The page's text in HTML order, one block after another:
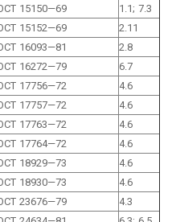
15150—69
1.1; 7.3
15152—69
2.11
16093—81
2.8
16272—79
6.7
17756—72
4.6
17757—72
4.6
17763—72
4.6
17764—72
4.6
18929—73
4.6
18930—73
4.6
23676—79
4.3